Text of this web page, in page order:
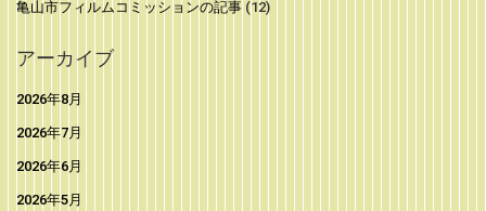
亀山市フィルムコミッションの記事 (12)
アーカイブ
2026年8月
2026年7月
2026年6月
2026年5月